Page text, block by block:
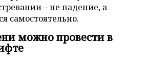
– не падение, а
самостоятельно.
можно провести в